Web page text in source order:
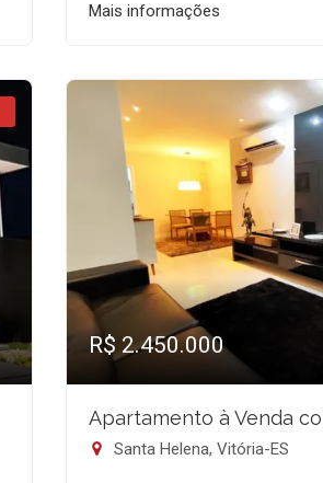
Mais informações
R$ 2.450.000
Apartamento à Venda
Santa Helena, Vitória-ES